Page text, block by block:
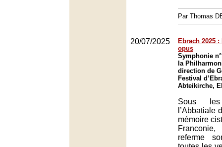
Par Thomas
20/07/2025
Ebrach 2025
opus
Symphonie
la
direction de
Festival
Abteikirche,
Sous
l’Abbatiale
mémoire
referme